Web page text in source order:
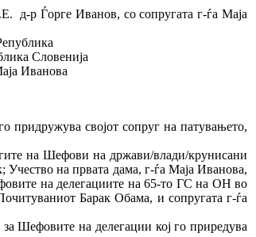
д-р Ѓорге Иванов, со сопругата г-ѓа Маја
Словенија
Иванова
придружува својот сопруг на патувањето,
на Шефови на држави/влади/крунисани
на првата дама, г-ѓа Маја Иванова,
на делегациите на 65-то ГС на ОН во
Барак Обама, и сопругата г-ѓа
Шефовите на делегации кој го приредува